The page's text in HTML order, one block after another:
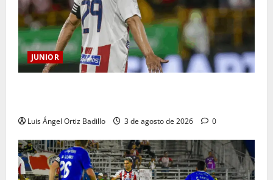
JUNIOR
Luis Ángel Ortiz Badillo 3 de agosto de 2026 0